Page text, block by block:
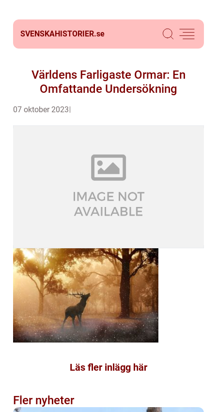
SVENSKAHISTORIER.se
Världens Farligaste Ormar: En
Omfattande Undersökning
07 oktober 2023
Läs fler inlägg här
Fler nyheter